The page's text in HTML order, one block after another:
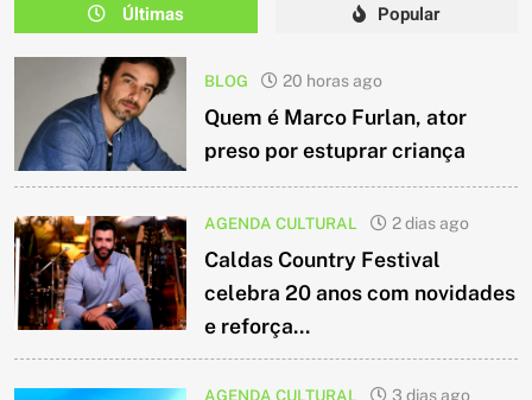
Últimas Popular
BLOG 20 horas ago
Quem é Marco Furlan, ator
preso por estuprar criança
AGENDA CULTURAL 2 dias ago
Caldas Country Festival
celebra 20 anos com novidades
e reforça...
AGENDA CULTURAL 3 dias ago